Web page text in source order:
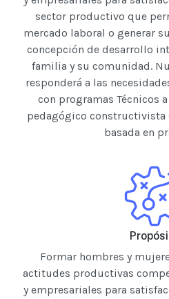
sector productivo que
mercado laboral o generar
concepción de desarrollo
familia y su comunidad.
responderá a las
con programas Técnicos
pedagógico constructivista
basada en
Formar hombres y
actitudes productivas
y empresariales para